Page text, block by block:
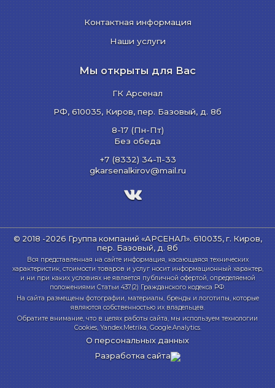
Контактная информация
Наши услуги
Мы открыты для Вас
ГК Арсенал
РФ, 610035, Киров, пер. Базовый, д. 8б
8-17 (Пн-Пт)
Без обеда
+7 (8332) 34-11-33
gkarsenalkirov@mail.ru
© 2018 -2026 Группа компаний «АРСЕНАЛ». 610035, г. Киров,
пер. Базовый, д. 8б
Вся представленная на сайте информация, касающаяся технических
характеристик, стоимости товаров и услуг носит информационный характер,
и ни при каких условиях не является публичной офертой, определяемой
положениями Статьи 437(2) Гражданского кодекса РФ.
На сайта размещены фотографии, материалы, бренды и логотипы, которые
являются собственностью их владельцев.
Обратите внимание, что в целях работы сайта, мы используем технологии
Cookies, Yandex.Metrika, Google.Analytics.
О персональных данных
Разработка сайта